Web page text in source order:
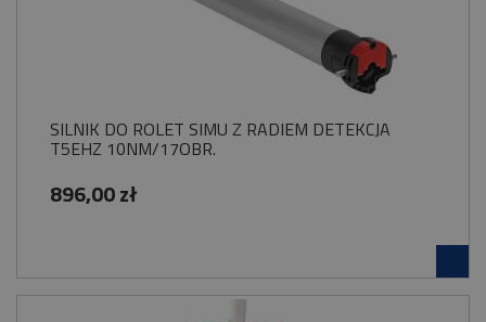
SILNIK DO ROLET SIMU Z RADIEM DETEKCJA
T5EHZ 10NM/17OBR.
896,00 zł